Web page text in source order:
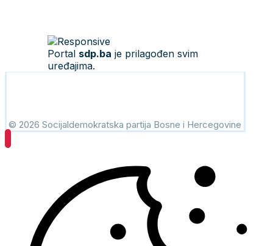
Portal sdp.ba je prilagođen svim
uređajima.
© 2026 Socijaldemokratska partija Bosne i Hercegovine